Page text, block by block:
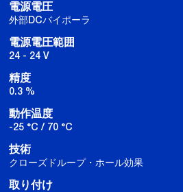
電源電圧
外部DCバイポーラ
電源電圧範囲
24 - 24 V
精度
0.3 %
動作温度
-25 °C / 70 °C
技術
クローズドループ・ホール効果
取り付け